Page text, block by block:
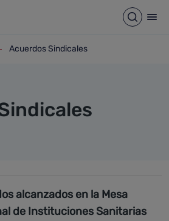
Abrir
opciones del camino de migas
Acuerdos Sindicales
Acuerdos Sindicales
alcanzados en la Mesa
de Instituciones Sanitarias